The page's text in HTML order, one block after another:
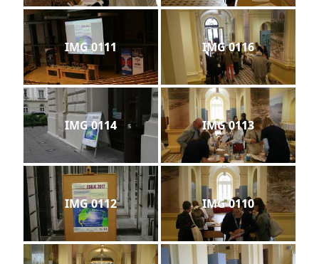
IMG 0111 IMG 0116
IMG 0114 IMG 0113
IMG 0112 IMG 0110